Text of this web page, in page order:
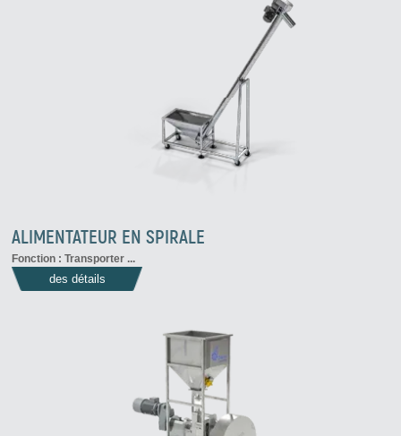
ALIMENTATEUR EN SPIRALE
Fonction : Transporter ...
des détails